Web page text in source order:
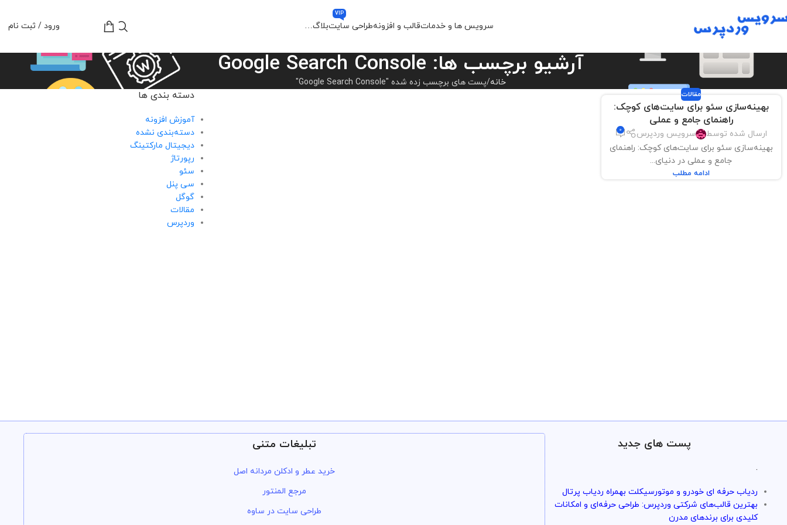
سرویس ها و خدماتقالب و افزونهطراحی سایت
VIP
بلاگ… ورود / ثبت نام
آرشیو برچسب ها: Google Search Console
خانه پست های برچسب زده شده "Google Search Console"
مقالات
بهینه‌سازی سئو برای سایت‌های کوچک:
راهنمای جامع و عملی
ارسال شده توسط سرویس وردپرس 0
بهینه‌سازی سئو برای سایت‌های کوچک: راهنمای
جامع و عملی در دنیای...
ادامه مطلب
دسته بندی ها
آموزش افزونه
دسته‌بندی نشده
دیجیتال مارکتینگ
رپورتاژ
سئو
سی پنل
گوگل
مقالات
وردپرس
پست های جدید
.
ردیاب حرفه ای خودرو و موتورسیکلت بهمراه ردیاب پرتال
بهترین قالب‌های شرکتی وردپرس: طراحی حرفه‌ای و امکانات
کلیدی برای برندهای مدرن
تبلیغات متنی
خرید عطر و ادکلن مردانه اصل
مرجع المنتور
طراحی سایت در ساوه